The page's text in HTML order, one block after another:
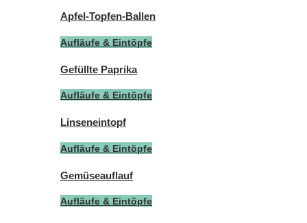
Apfel-Topfen-Ballen
Aufläufe & Eintöpfe
Gefüllte Paprika
Aufläufe & Eintöpfe
Linseneintopf
Aufläufe & Eintöpfe
Gemüseauflauf
Aufläufe & Eintöpfe